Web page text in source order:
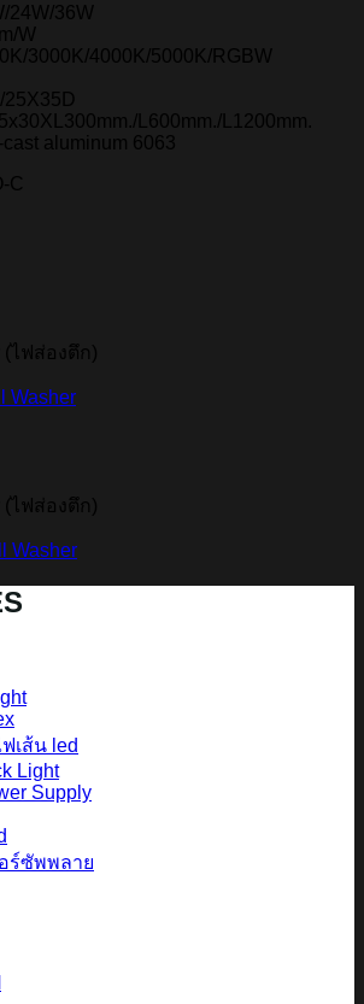
36W
W
4000K/5000K/RGBW
25X35D
L600mm./L1200mm.
aluminum 6063
(ไฟส่องตึก)
Washer
(ไฟส่องตึก)
Washer
เส้น led
Light
Supply
ร์ซัพพลาย